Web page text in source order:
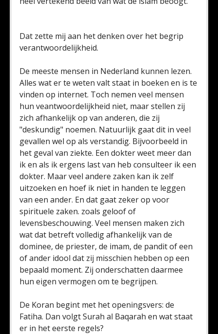
Dat zette mij aan het denken over het begrip
verantwoordelijkheid.
De meeste mensen in Nederland kunnen lezen.
Alles wat er te weten valt staat in boeken en is te
vinden op internet. Toch nemen veel mensen
hun veantwoordelijkheid niet, maar stellen zij
zich afhankelijk op van anderen, die zij
"deskundig" noemen. Natuurlijk gaat dit in veel
gevallen wel op als verstandig. Bijvoorbeeld in
het geval van ziekte. Een dokter weet meer dan
ik en als ik ergens last van heb consulteer ik een
dokter. Maar veel andere zaken kan ik zelf
uitzoeken en hoef ik niet in handen te leggen
van een ander. En dat gaat zeker op voor
spirituele zaken. zoals geloof of
levensbeschouwing. Veel mensen maken zich
wat dat betreft volledig afhankelijk van de
dominee, de priester, de imam, de pandit of een
of ander idool dat zij misschien hebben op een
bepaald moment. Zij onderschatten daarmee
hun eigen vermogen om te begrijpen.
De Koran begint met het openingsvers: de
Fatiha. Dan volgt Surah al Baqarah en wat staat
er in het eerste regels?